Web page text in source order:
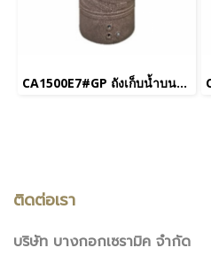
CA1500E7#GP ถังเก็บน้ำบนดิน 1,500 L รุ่น Breeze สีม่วงประกาย
ติดต่อเรา
บริษัท บางกอกเซรามิค จำกัด